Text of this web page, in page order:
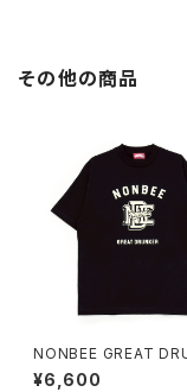
その他の商品
NONBEE GREAT
TEE black
¥6,600